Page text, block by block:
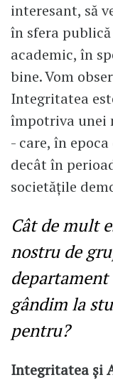
interesant, să
în sfera
academic, în
bine. Vom
Integritatea
împotriva unei
- care, în
decât în
societățile
Cât de mult
nostru de
gândim la
pentru?
Integritatea și